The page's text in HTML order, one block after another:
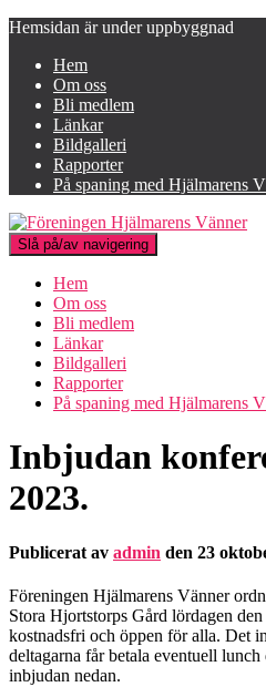
Hemsidan är under uppbyggnad
Hem
Om oss
Bli medlem
Länkar
Bildgalleri
Rapporter
På spaning med Hjälmarens
Slå på/av navigering
Hem
Om oss
Bli medlem
Länkar
Bildgalleri
Rapporter
På spaning med Hjälmarens
Inbjudan
2023.
Publicerat av admin den 23
Föreningen Hjälmarens Vänner
Stora Hjortstorps Gård lördagen
kostnadsfri och öppen för alla. Det
deltagarna får betala eventuell
inbjudan nedan.